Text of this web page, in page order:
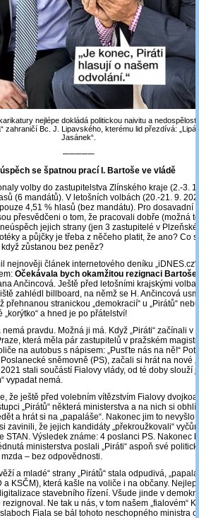
nejlépe dokládá politickou naivitu a nedospělost
zahraničí Bc. J. Lipavského, kterému lid přezdívá:
Jasánek“.
─────
se špatnou prací I. Bartoše ve vládě
volby do zastupitelstva Zlínského kraje (2.-3.
(6 mandátů). V letošních volbách (20.-21. 9.
4,51 % hlasů (bez mandátu). Pro dosavadní
přesvědčeni o tom, že pracovali dobře (možná
jejich strany (jen 3 zastupitelé v
a půjčky je třeba z něčeho platit, že ano? Co
zůstanou bez peněz?
nejnověji článek internetového deníku
Očekávala bych okamžitou rezignaci
Ančincová. Ještě před letošními krajskými
zahlédl billboard, na němž se H. Ančincová
přehnanou stranickou „demokracií“ u „Pirátů“
a hned je po přátelství!
pravdu. Možná ji má. Když „Piráti“ začínali v
která měla pár zastupitelů v pražském
na autobus s nápisem: „Pusťte nás na ně!“
sněmovně (PS), začali si hrát na nové
stali součástí Fialovy vlády, od té doby slouží
vypadat nemá.
že ještě před volebním vítězstvím Fialovy
„Pirátů“ některá ministerstva a na nich si
a hrát si na „papaláše“. Nakonec jim to nevyšlo.
zavinili, že jejich kandidáty „překroužkovali“
STAN. Výsledek známe: 4 poslanci PS. Nakonec
ministerstva poslali „Piráti“ aspoň své
– bez odpovědnosti.
a mladé“ strany „Pirátů“ stala odpudivá,
KSČM), která kašle na voliče i na občany.
stavebního řízení. Všude jinde v
Ne tak u nás, v tom našem „fialovém“
Fiala se bál tohoto neschopného ministra